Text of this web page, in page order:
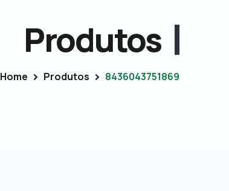
Produtos
Home Produtos 8436043751869